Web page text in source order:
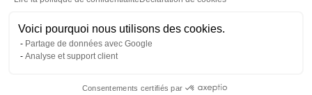
Voici pourquoi nous utilisons des cookies.
Partage de données avec Google
Analyse et support client
Consentements certifiés par
30/10/2025